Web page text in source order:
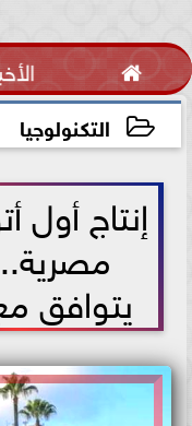

التكنولوجيا
إنتاج أول
يتوافق